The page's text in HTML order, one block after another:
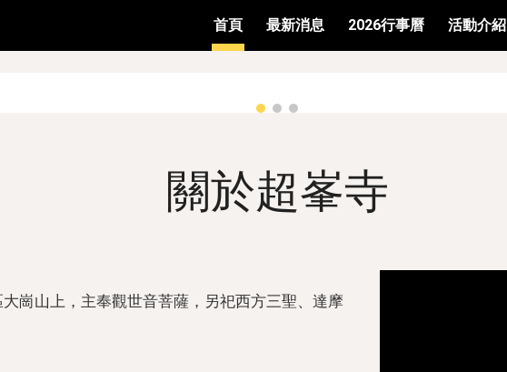
Skip to navigation
首頁 最新消息 2026行事曆 活動介紹
關於超峯寺
大崗山上，主奉觀世音菩薩 ，另祀西方三聖、達摩